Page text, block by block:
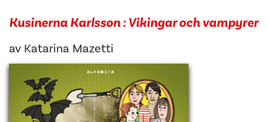
Kusinerna Karlsson : Vikingar och vampyrer
av Katarina Mazetti